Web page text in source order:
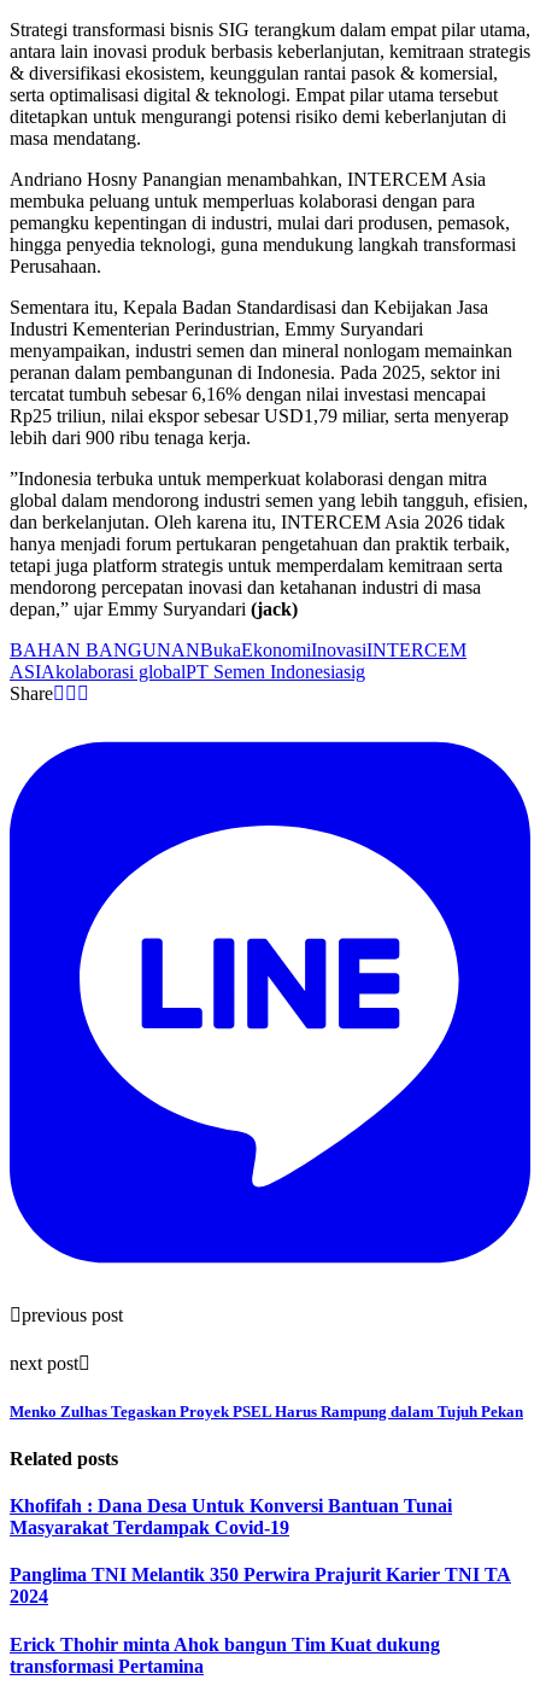
Strategi transformasi bisnis SIG terangkum dalam empat pilar utama,
antara lain inovasi produk berbasis keberlanjutan, kemitraan strategis
& diversifikasi ekosistem, keunggulan rantai pasok & komersial,
serta optimalisasi digital & teknologi. Empat pilar utama tersebut
ditetapkan untuk mengurangi potensi risiko demi keberlanjutan di
masa mendatang.
Andriano Hosny Panangian menambahkan, INTERCEM Asia
membuka peluang untuk memperluas kolaborasi dengan para
pemangku kepentingan di industri, mulai dari produsen, pemasok,
hingga penyedia teknologi, guna mendukung langkah transformasi
Perusahaan.
Sementara itu, Kepala Badan Standardisasi dan Kebijakan Jasa
Industri Kementerian Perindustrian, Emmy Suryandari
menyampaikan, industri semen dan mineral nonlogam memainkan
peranan dalam pembangunan di Indonesia. Pada 2025, sektor ini
tercatat tumbuh sebesar 6,16% dengan nilai investasi mencapai
Rp25 triliun, nilai ekspor sebesar USD1,79 miliar, serta menyerap
lebih dari 900 ribu tenaga kerja.
”Indonesia terbuka untuk memperkuat kolaborasi dengan mitra
global dalam mendorong industri semen yang lebih tangguh, efisien,
dan berkelanjutan. Oleh karena itu, INTERCEM Asia 2026 tidak
hanya menjadi forum pertukaran pengetahuan dan praktik terbaik,
tetapi juga platform strategis untuk memperdalam kemitraan serta
mendorong percepatan inovasi dan ketahanan industri di masa
depan,” ujar Emmy Suryandari (jack)
BAHAN BANGUNANBukaEkonomiInovasiINTERCEM
ASIAkolaborasi globalPT Semen Indonesiasig
Share
previous post
next post
Menko Zulhas Tegaskan Proyek PSEL Harus Rampung dalam Tujuh Pekan
Related posts
Khofifah : Dana Desa Untuk Konversi Bantuan Tunai
Masyarakat Terdampak Covid-19
Panglima TNI Melantik 350 Perwira Prajurit Karier TNI TA
2024
Erick Thohir minta Ahok bangun Tim Kuat dukung
transformasi Pertamina